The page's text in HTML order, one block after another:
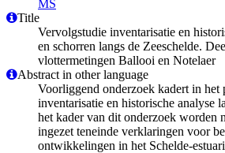
MS
Title
Vervolgstudie inventarisatie en
en schorren langs de Zeeschelde.
vlottermetingen Ballooi en Notelaer
Abstract in other language
Voorliggend onderzoek kadert in het
inventarisatie en historische analyse
het kader van dit onderzoek worden
ingezet teneinde verklaringen voor
ontwikkelingen in het Schelde-